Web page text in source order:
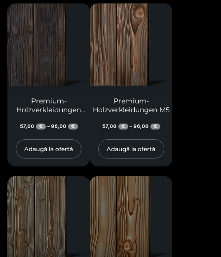
Premium-
Holzverkleidungen
57,00 € – 96,00 €
Adaugă la ofertă
Premium-
Holzverkleidungen M5
57,00 € – 96,00 €
Adaugă la ofertă